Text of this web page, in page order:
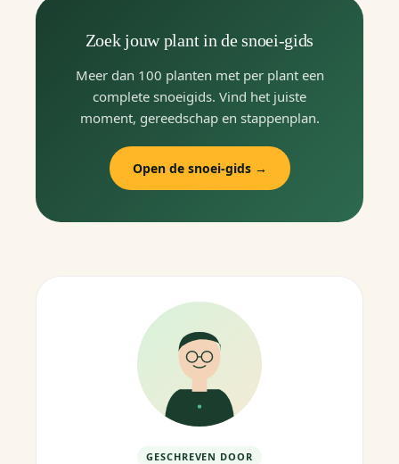
Zoek jouw plant in de snoei-gids
Meer dan 100 planten met per plant een
complete snoeigids. Vind het juiste
moment, gereedschap en stappenplan.
Open de snoei-gids →
GESCHREVEN DOOR